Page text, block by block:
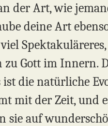
der Art, wie
deine Art
zu Gott im Innern.
die natürliche
mit der Zeit, und
sie auf